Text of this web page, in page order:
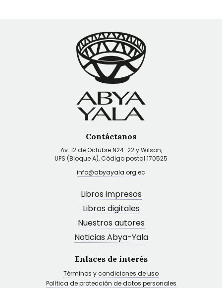
Contáctanos
Av. 12 de Octubre N24-22 y Wilson,
UPS (Bloque A), Código postal 170525
info@abyayala.org.ec
Libros impresos
Libros digitales
Nuestros autores
Noticias Abya-Yala
Enlaces de interés
Términos y condiciones de uso
Política de protección de datos personales